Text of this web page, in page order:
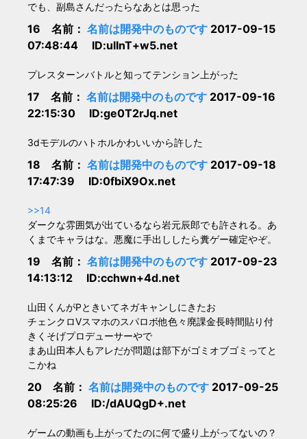
でも、副島さんだったらなあとは思った
16 名前： 名前は開発中のものです 2017-09-15
07:48:44 ID:ulInT+w5.net
プレスターンバトルと知ってテンション上がった
17 名前： 名前は開発中のものです 2017-09-16
22:15:30 ID:ge0T2rJq.net
3dモデルのハトホルかわいいから許した
18 名前： 名前は開発中のものです 2017-09-18
17:47:39 ID:0fbiX9Ox.net
>>14
ダークな雰囲気が出ているなら岩元辰郎でも許される。あ
くまでキャラはな。悪魔に手出ししたら糞ゲー確定やぞ。
19 名前： 名前は開発中のものです 2017-09-23
14:13:12 ID:cchwn+4d.net
山田くんがPときいてネガキャンしにきたお
チェンクロVスマホのスパロボ他色々廃課金長時間貼り付
きくそげプロデューサーやで
まあ山田本人もアレだが問題は部下がゴミオブゴミってと
こかね
20 名前： 名前は開発中のものです 2017-09-25
08:25:26 ID:/dAUQgD+.net
ゲームの動画も上がってたのに何で盛り上がってないの？